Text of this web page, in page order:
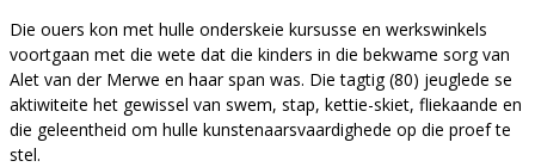
Die ouers kon met hulle onderskeie kursusse en werkswinkels
voortgaan met die wete dat die kinders in die bekwame sorg van
Alet van der Merwe en haar span was. Die tagtig (80) jeuglede se
aktiwiteite het gewissel van swem, stap, kettie-skiet, fliekaande en
die geleentheid om hulle kunstenaarsvaardighede op die proef te
stel.